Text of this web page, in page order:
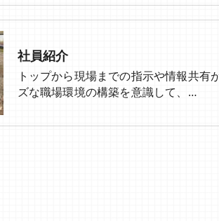
社員紹介
トップから現場までの指示や情報共有
ズな職場環境の構築を意識して、…